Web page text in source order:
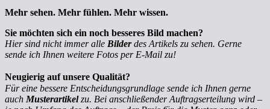
Mehr sehen. Mehr fühlen. Mehr wissen.
Sie möchten sich ein noch besseres Bild machen?
Hier sind nicht immer alle Bilderdes Artikels zu sehen. Gerne
sende ich Ihnen weitere Fotos per E-Mail zu!
Neugierig auf unsere Qualität?
Für eine bessere Entscheidungsgrundlage sende ich Ihnen gerne
auch Musterartikelzu. Bei anschließender Auftragserteilung wird –